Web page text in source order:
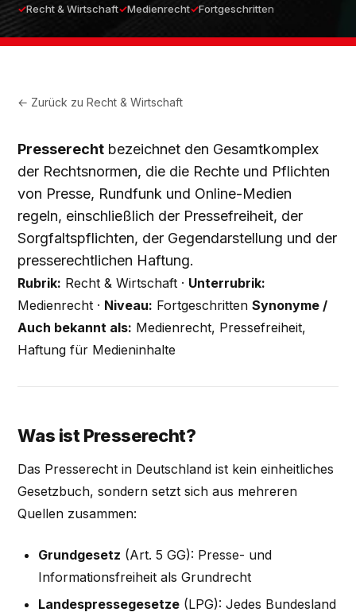
Recht & Wirtschaft Medienrecht Fortgeschritten
← Zurück zuRecht & Wirtschaft
Presserecht bezeichnet den Gesamtkomplex
der Rechtsnormen, die die Rechte und Pflichten
von Presse, Rundfunk und Online-Medien
regeln, einschließlich der Pressefreiheit, der
Sorgfaltspflichten, der Gegendarstellung und der
presserechtlichen Haftung.
Rubrik: Recht & Wirtschaft · Unterrubrik:
Medienrecht · Niveau: FortgeschrittenSynonyme /
Auch bekannt als: Medienrecht, Pressefreiheit,
Haftung für Medieninhalte
Was ist Presserecht?
Das Presserecht in Deutschland ist kein einheitliches
Gesetzbuch, sondern setzt sich aus mehreren
Quellen zusammen:
Grundgesetz (Art. 5 GG): Presse- und
Informationsfreiheit als Grundrecht
Landespressegesetze(LPG): Jedes Bundesland